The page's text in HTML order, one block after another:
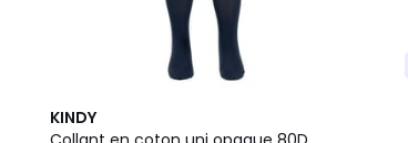
KINDY
2
Couleurs